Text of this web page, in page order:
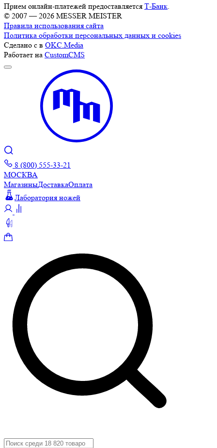
Прием онлайн-платежей предоставляется Т-Банк.
© 2007 — 2026 MESSER MEISTER
Правила использования сайта
Политика обработки персональных данных и cookies
Сделано с в OKC.Media
Работает на CustomCMS
8 (800) 555-33-21
МОСКВА
МагазиныДоставкаОплата
Лаборатория ножей